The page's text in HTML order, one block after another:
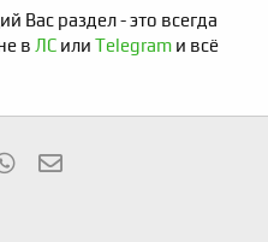
Вас раздел - это всегда
в ЛС или Telegram и всё
WhatsAppЭлектронная почта